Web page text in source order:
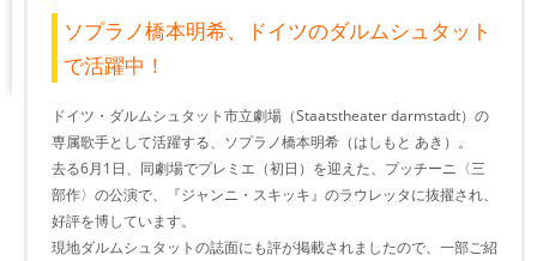
ソプラノ橋本明希、ドイツのダルムシュタット
で活躍中！
ドイツ・ダルムシュタット市立劇場（Staatstheater darmstadt）の
専属歌手として活躍する、ソプラノ橋本明希（はしもと あき）。
去る6月1日、同劇場でプレミエ（初日）を迎えた、プッチーニ〈三
部作〉の公演で、『ジャンニ・スキッキ』のラウレッタに抜擢され、
好評を博しています。
現地ダルムシュタットの誌面にも評が掲載されましたので、一部ご紹